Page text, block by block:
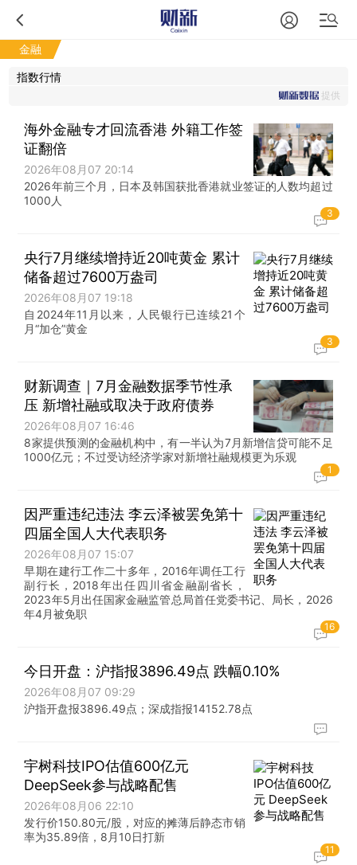
金融
指数行情
提供
海外金融专才回流香港 外籍工作签
证翻倍
2026年08月07 20:14
2026年前三个月，日本及韩国获批香港就业签证的人数均超过
1000人
3
央行7月继续增持近20吨黄金 累计
储备超过7600万盎司
2026年08月07 19:18
自2024年11月以来，人民银行已连续21个
月“加仓”黄金
3
财新调查｜7月金融数据季节性承
压 新增社融或取决于政府债券
2026年08月07 16:46
8家提供预测的金融机构中，有一半认为7月新增信贷可能不足
1000亿元；不过受访经济学家对新增社融规模更为乐观
1
因严重违纪违法 李云泽被罢免第十
四届全国人大代表职务
2026年08月07 15:07
早期在建行工作二十多年，2016年调任工行
副行长，2018年出任四川省金融副省长，
2023年5月出任国家金融监管总局首任党委书记、局长，2026
年4月被免职
16
今日开盘：沪指报3896.49点 跌幅0.10%
2026年08月07 09:29
沪指开盘报3896.49点；深成指报14152.78点
宇树科技IPO估值600亿元
DeepSeek参与战略配售
2026年08月06 22:10
发行价150.80元/股，对应的摊薄后静态市销
率为35.89倍，8月10日打新
11